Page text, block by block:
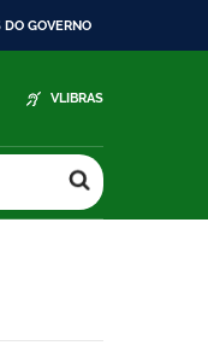
DO GOVERNO
VLIBRAS